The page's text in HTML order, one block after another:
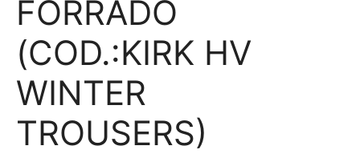
FORRADO
(COD.:KIRK HV
WINTER
TROUSERS)